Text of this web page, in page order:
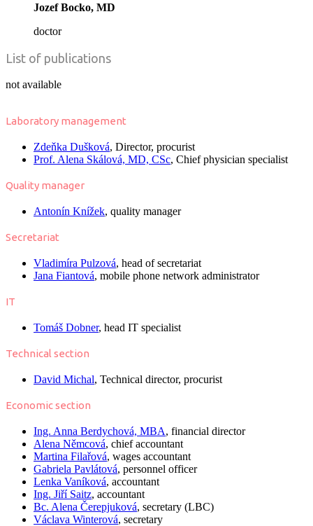
Jozef Bocko, MD
doctor
List of publications
not available
Laboratory management
Zdeňka Dušková, Director, procurist
Prof. Alena Skálová, MD, CSc, Chief physician specialist
Quality manager
Antonín Knížek, quality manager
Secretariat
Vladimíra Pulzová, head of secretariat
Jana Fiantová, mobile phone network administrator
IT
Tomáš Dobner, head IT specialist
Technical section
David Michal, Technical director, procurist
Economic section
Ing. Anna Berdychová, MBA, financial director
Alena Němcová, chief accountant
Martina Filařová, wages accountant
Gabriela Pavlátová, personnel officer
Lenka Vaníková, accountant
Ing. Jiří Saitz, accountant
Bc. Alena Čerepjuková, secretary (LBC)
Václava Winterová, secretary